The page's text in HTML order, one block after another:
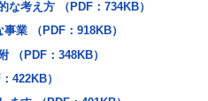
考え方 （PDF：734KB）
業 （PDF：918KB）
（PDF：348KB）
422KB）